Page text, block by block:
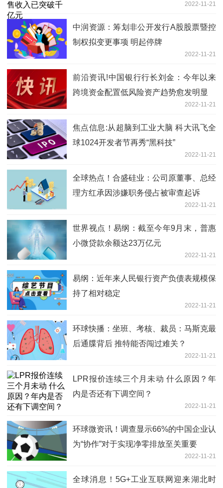
2022-11-21
中润资源：筹划非公开发行A股股票暨控
制权拟变更事项 明起停牌
2022-11-21
前沿资讯!中国银行行长刘金：今年以来
跨境资金配置低风险资产趋势愈发明显
2022-11-21
焦点信息:从超脑到工业大脑 科大讯飞全
球1024开发者节再秀“黑科技”
2022-11-21
全球热点！合盛硅业：公司原董事、总经
理方红承因涉嫌职务侵占被审查起诉
2022-11-21
世界视点！易纲：截至今年9月末，普惠
小微贷款余额达23万亿元
2022-11-21
易纲：近年来人民银行资产负债表规模保
持了相对稳定
2022-11-21
环球快播：坐班、考核、裁员：马斯克最
后通牒背后 推特能否闯过难关？
2022-11-21
LPR报价连续三个月未动 什么原因？年
内是否还有下调空间？
2022-11-21
环球微资讯！调查显示66%的中国企业认
为“协作”对于实现净零排放至关重要
2022-11-21
全球消息！5G+工业互联网迎来湖北时